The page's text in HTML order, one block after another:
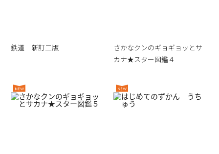
鉄道 新訂二版
さかなクンのギョギョッとサ
カナ★スター図鑑４